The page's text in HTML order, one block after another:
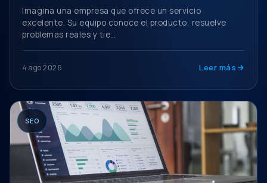
Imagina una empresa que ofrece un servicio
excelente. Su equipo conoce el producto, resuelve
problemas reales y tie…
4 ago 2026 Leer más
SEO